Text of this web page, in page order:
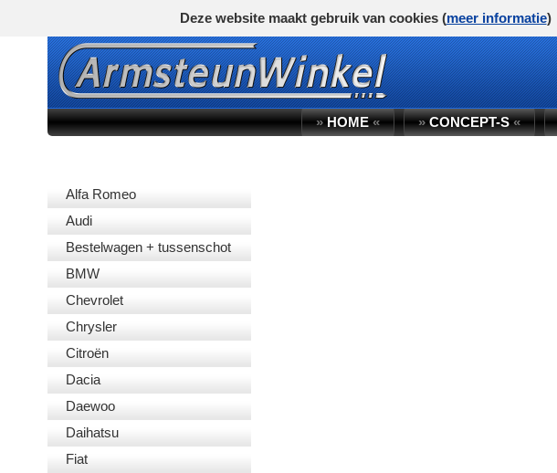
»HOME« »CONCEPT-S«
Alfa Romeo
Audi
Bestelwagen + tussenschot
BMW
Chevrolet
Chrysler
Citroën
Dacia
Daewoo
Daihatsu
Fiat
Deze website maakt gebruik van cookies (meer informatie)